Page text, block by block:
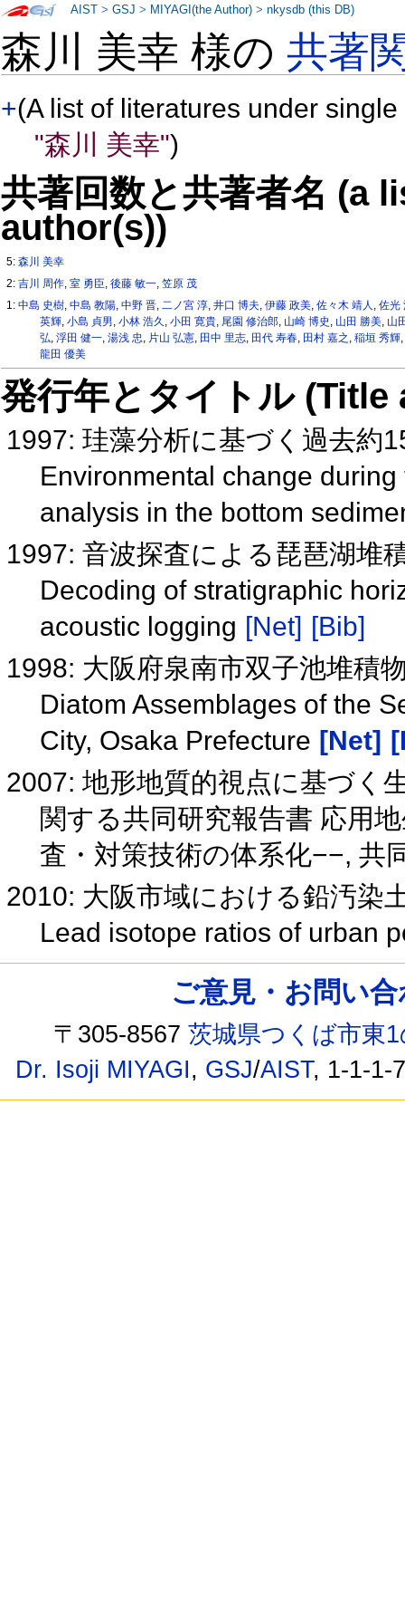
森川 美幸 様の共著
+(A list of literatures under
"森川 美幸")
共著回数と共著者名 (a
author(s))
5:森川 美幸
2:吉川 周作,室 勇臣,後藤 敏一,笠原 茂
1:中島 史樹,中島 教陽,中野 晋,二ノ宮 淳,井口 博夫,伊藤 政美,佐々木 靖人 ,佐光
英輝, 小島 貞男, 小林 浩久 , 小田 寛貴, 尾園 修治郎, 山崎 博史 , 山田 勝美, 山
弘, 浮田 健一, 湯浅 忠, 片山 弘憲, 田中 里志, 田代 寿春, 田村 嘉之 , 稲垣 秀輝,
龍田 優美
発行年とタイトル
1997: 珪藻分析に基づく過去約
Environmental change
analysis in the bottom
1997: 音波探査による琵琶湖堆
Decoding of stratigraphic
acoustic logging [Net] [Bib]
1998: 大阪府泉南市双子池堆積
Diatom Assemblages of the
City, Osaka Prefecture [Net]
2007: 地形地質的視点に基づく
関する共同研究報告書 応用
査・対策技術の体系化−−, 共
2010: 大阪市域における鉛汚染
Lead isotope ratios of urban
AIST >GSJ > MIYAGI(the Author) >nkysdb (this DB)
ご意見・お問い
〒305-8567茨城県つくば市東
Dr. Isoji MIYAGI, GSJ/AIST, 1-1-1-